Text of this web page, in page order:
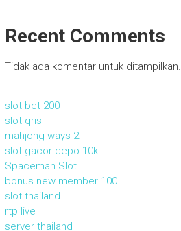
Recent Comments
Tidak ada komentar untuk ditampilkan.
slot bet 200
slot qris
mahjong ways 2
slot gacor depo 10k
Spaceman Slot
bonus new member 100
slot thailand
rtp live
server thailand